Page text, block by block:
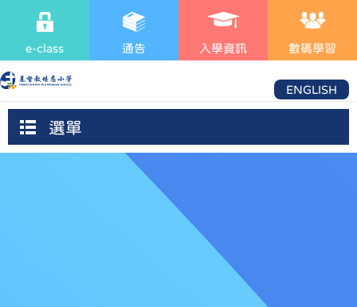
e-class 通告 入學資訊 數碼學習
ENGLISH
選單